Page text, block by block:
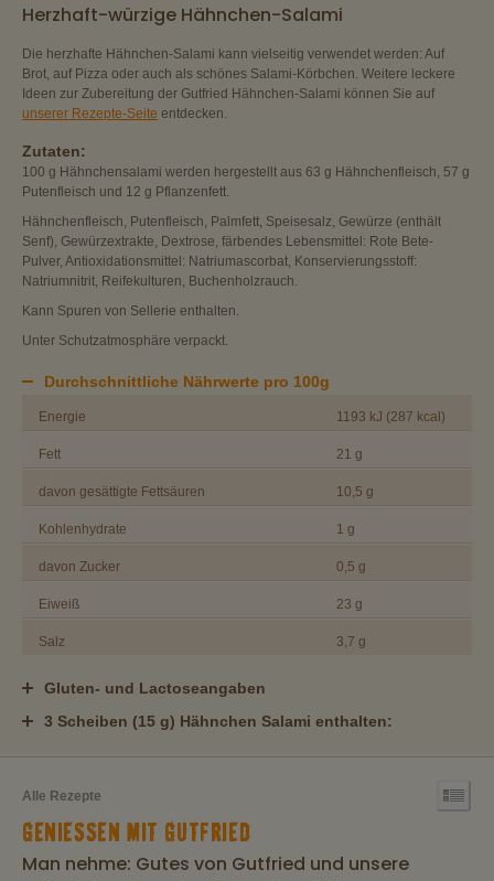
Herzhaft-würzige Hähnchen-Salami
Die herzhafte Hähnchen-Salami kann vielseitig verwendet werden: Auf
Brot, auf Pizza oder auch als schönes Salami-Körbchen. Weitere leckere
Ideen zur Zubereitung der Gutfried Hähnchen-Salami können Sie auf
unserer Rezepte-Seite entdecken.
Zutaten:
100 g Hähnchensalami werden hergestellt aus 63 g Hähnchenfleisch, 57 g
Putenfleisch und 12 g Pflanzenfett.
Hähnchenfleisch, Putenfleisch, Palmfett, Speisesalz, Gewürze (enthält
Senf), Gewürzextrakte, Dextrose, färbendes Lebensmittel: Rote Bete-
Pulver, Antioxidationsmittel: Natriumascorbat, Konservierungsstoff:
Natriumnitrit, Reifekulturen, Buchenholzrauch.
Kann Spuren von Sellerie enthalten.
Unter Schutzatmosphäre verpackt.
Durchschnittliche Nährwerte pro 100g
Energie 1193 kJ (287 kcal)
Fett 21 g
davon gesättigte Fettsäuren 10,5 g
Kohlenhydrate 1 g
davon Zucker 0,5 g
Eiweiß 23 g
Salz 3,7 g
Gluten- und Lactoseangaben
3 Scheiben (15 g) Hähnchen Salami enthalten:
Alle Rezepte
GENIESSEN MIT GUTFRIED
Man nehme: Gutes von Gutfried und unsere